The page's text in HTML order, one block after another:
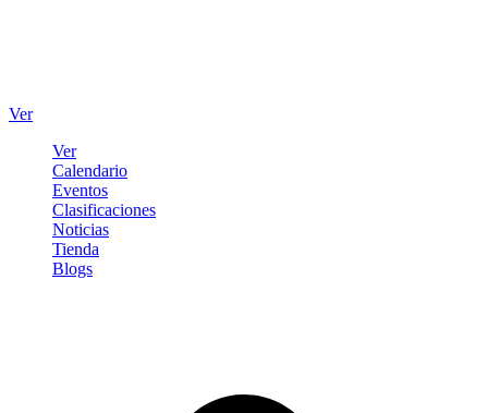
Ver
Ver
Calendario
Eventos
Clasificaciones
Noticias
Tienda
Blogs